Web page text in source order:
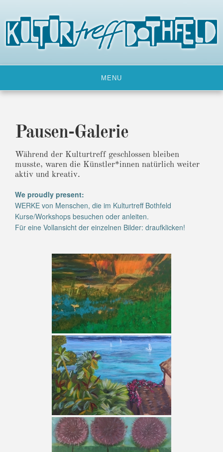
content
MENU
Pausen-Galerie
Während der Kulturtreff geschlossen bleiben
musste, waren die Künstler*innen natürlich weiter
aktiv und kreativ.
We proudly present:
WERKE von Menschen, die im Kulturtreff Bothfeld
Kurse/Workshops besuchen oder anleiten.
Für eine Vollansicht der einzelnen Bilder: draufklicken!